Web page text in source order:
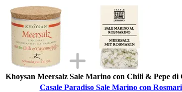
Khoysan Meersalz Sale Marino con Chili & Pepe di
Casale Paradiso Sale Marino con